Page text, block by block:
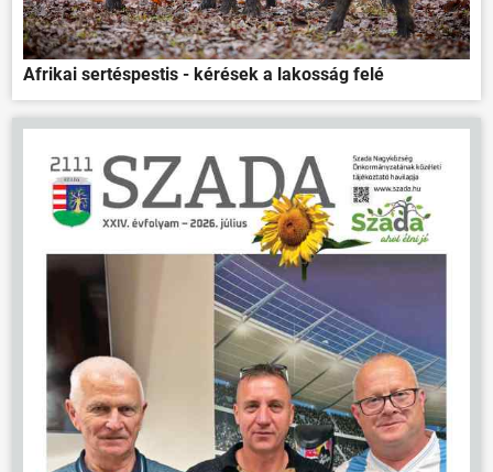
ÖNKORMÁNYZAT
ÜGYINTÉZÉS
KÖZÖSSÉG
HÍREK
VÁLASZTÁSOK
Afrikai sertéspestis - kérések a lakosság felé